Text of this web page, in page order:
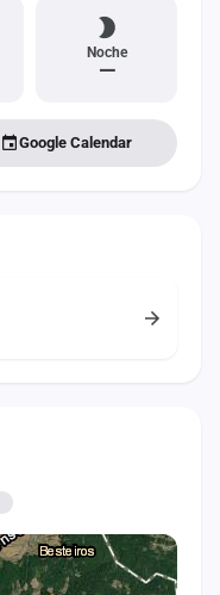
Noche
—
Google Calendar